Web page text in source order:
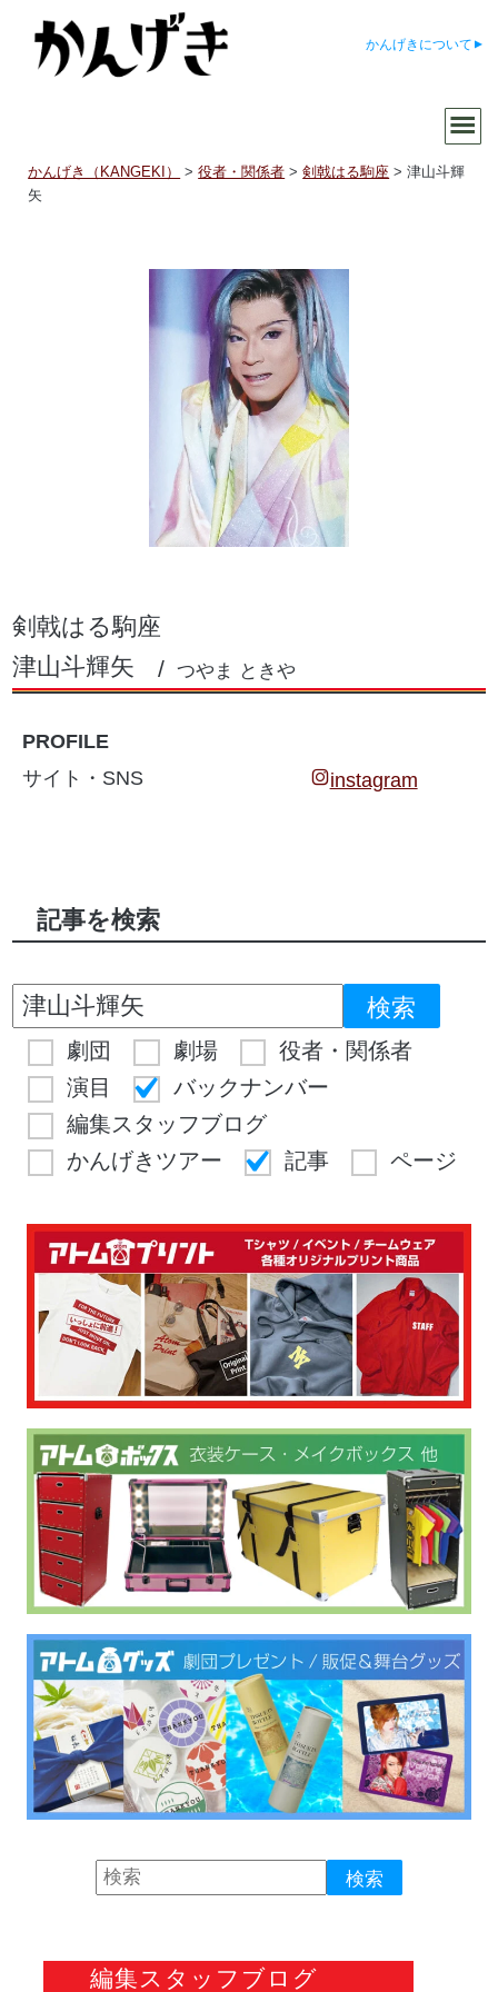
かんげきについて
かんげき（KANGEKI） >役者・関係者 >剣戟はる駒座 >津山斗輝
矢
剣戟はる駒座
津山斗輝矢
つやま ときや
PROFILE
サイト・SNS
instagram
記事を検索
劇団 劇場
役者・関係者
演目
バックナンバー
編集スタッフブログ
かんげきツアー
記事 ページ
編集スタッフブログ